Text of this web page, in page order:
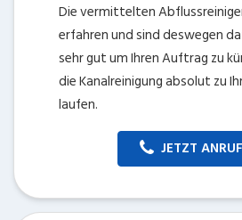
Die vermittelten
erfahren und sind deswegen
sehr gut um Ihren Auftrag zu
die Kanalreinigung absolut zu
laufen.
JETZT